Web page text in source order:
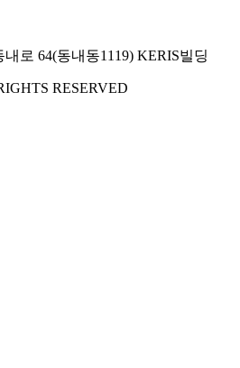
로 64(동내동1119) KERIS빌딩
RESERVED